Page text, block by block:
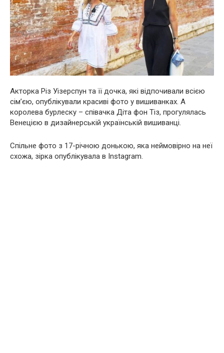
Акторка Різ Уізерспун та її дочка, які відпочивали всією
сім’єю, опублікували красиві фото у вишиванках. А
королева бурлеску – співачка Діта фон Тіз, прогулялась
Венецією в дизайнерській українській вишиванці.
Спільне фото з 17-річною донькою, яка неймовірно на неї
схожа, зірка опублікувала в Instagram.